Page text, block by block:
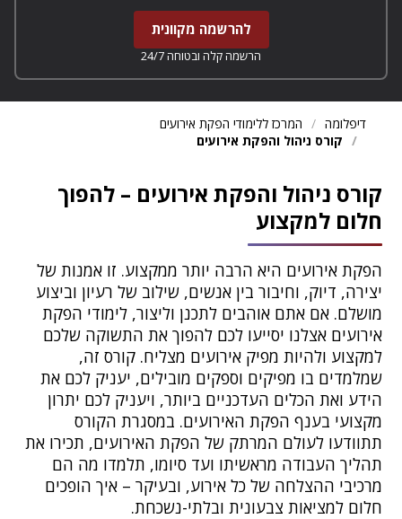
להרשמה מקוונית
הרשמה קלה ובטוחה 24/7
דיפלומה
המרכז ללימודי הפקת אירועים
קורס ניהול והפקת אירועים
קורס ניהול והפקת אירועים – להפוך
חלום למקצוע
הפקת אירועים היא הרבה יותר ממקצוע. זו אמנות של
יצירה, דיוק, וחיבור בין אנשים, שילוב של רעיון וביצוע
מושלם. אם אתם אוהבים לתכנן וליצור, לימודי הפקת
אירועים אצלנו יסייעו לכם להפוך את התשוקה שלכם
למקצוע ולהיות מפיק אירועים מצליח. קורס זה,
שמלמדים בו מפיקים וספקים מובילים, יעניק לכם את
הידע ואת הכלים העדכניים ביותר, ויעניק לכם יתרון
מקצועי בענף הפקת האירועים. במסגרת הקורס
תתוודעו לעולם המרתק של הפקת האירועים, תכירו את
תהליך העבודה מראשיתו ועד סיומו, תלמדו מה הם
מרכיבי ההצלחה של כל אירוע, ובעיקר – איך הופכים
חלום למציאות צבעונית ובלתי-נשכחת.